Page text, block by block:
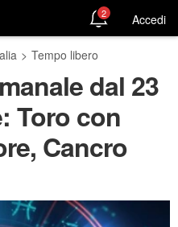
2 Accedi
> Tempo libero
dal 23
Toro con
Cancro